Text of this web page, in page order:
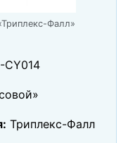
Фалл»
Триплекс-Фалл